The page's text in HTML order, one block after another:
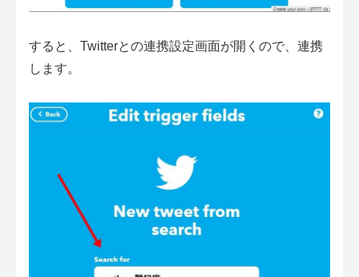
すると、Twitterとの連携設定画面が開くので、連携
します。